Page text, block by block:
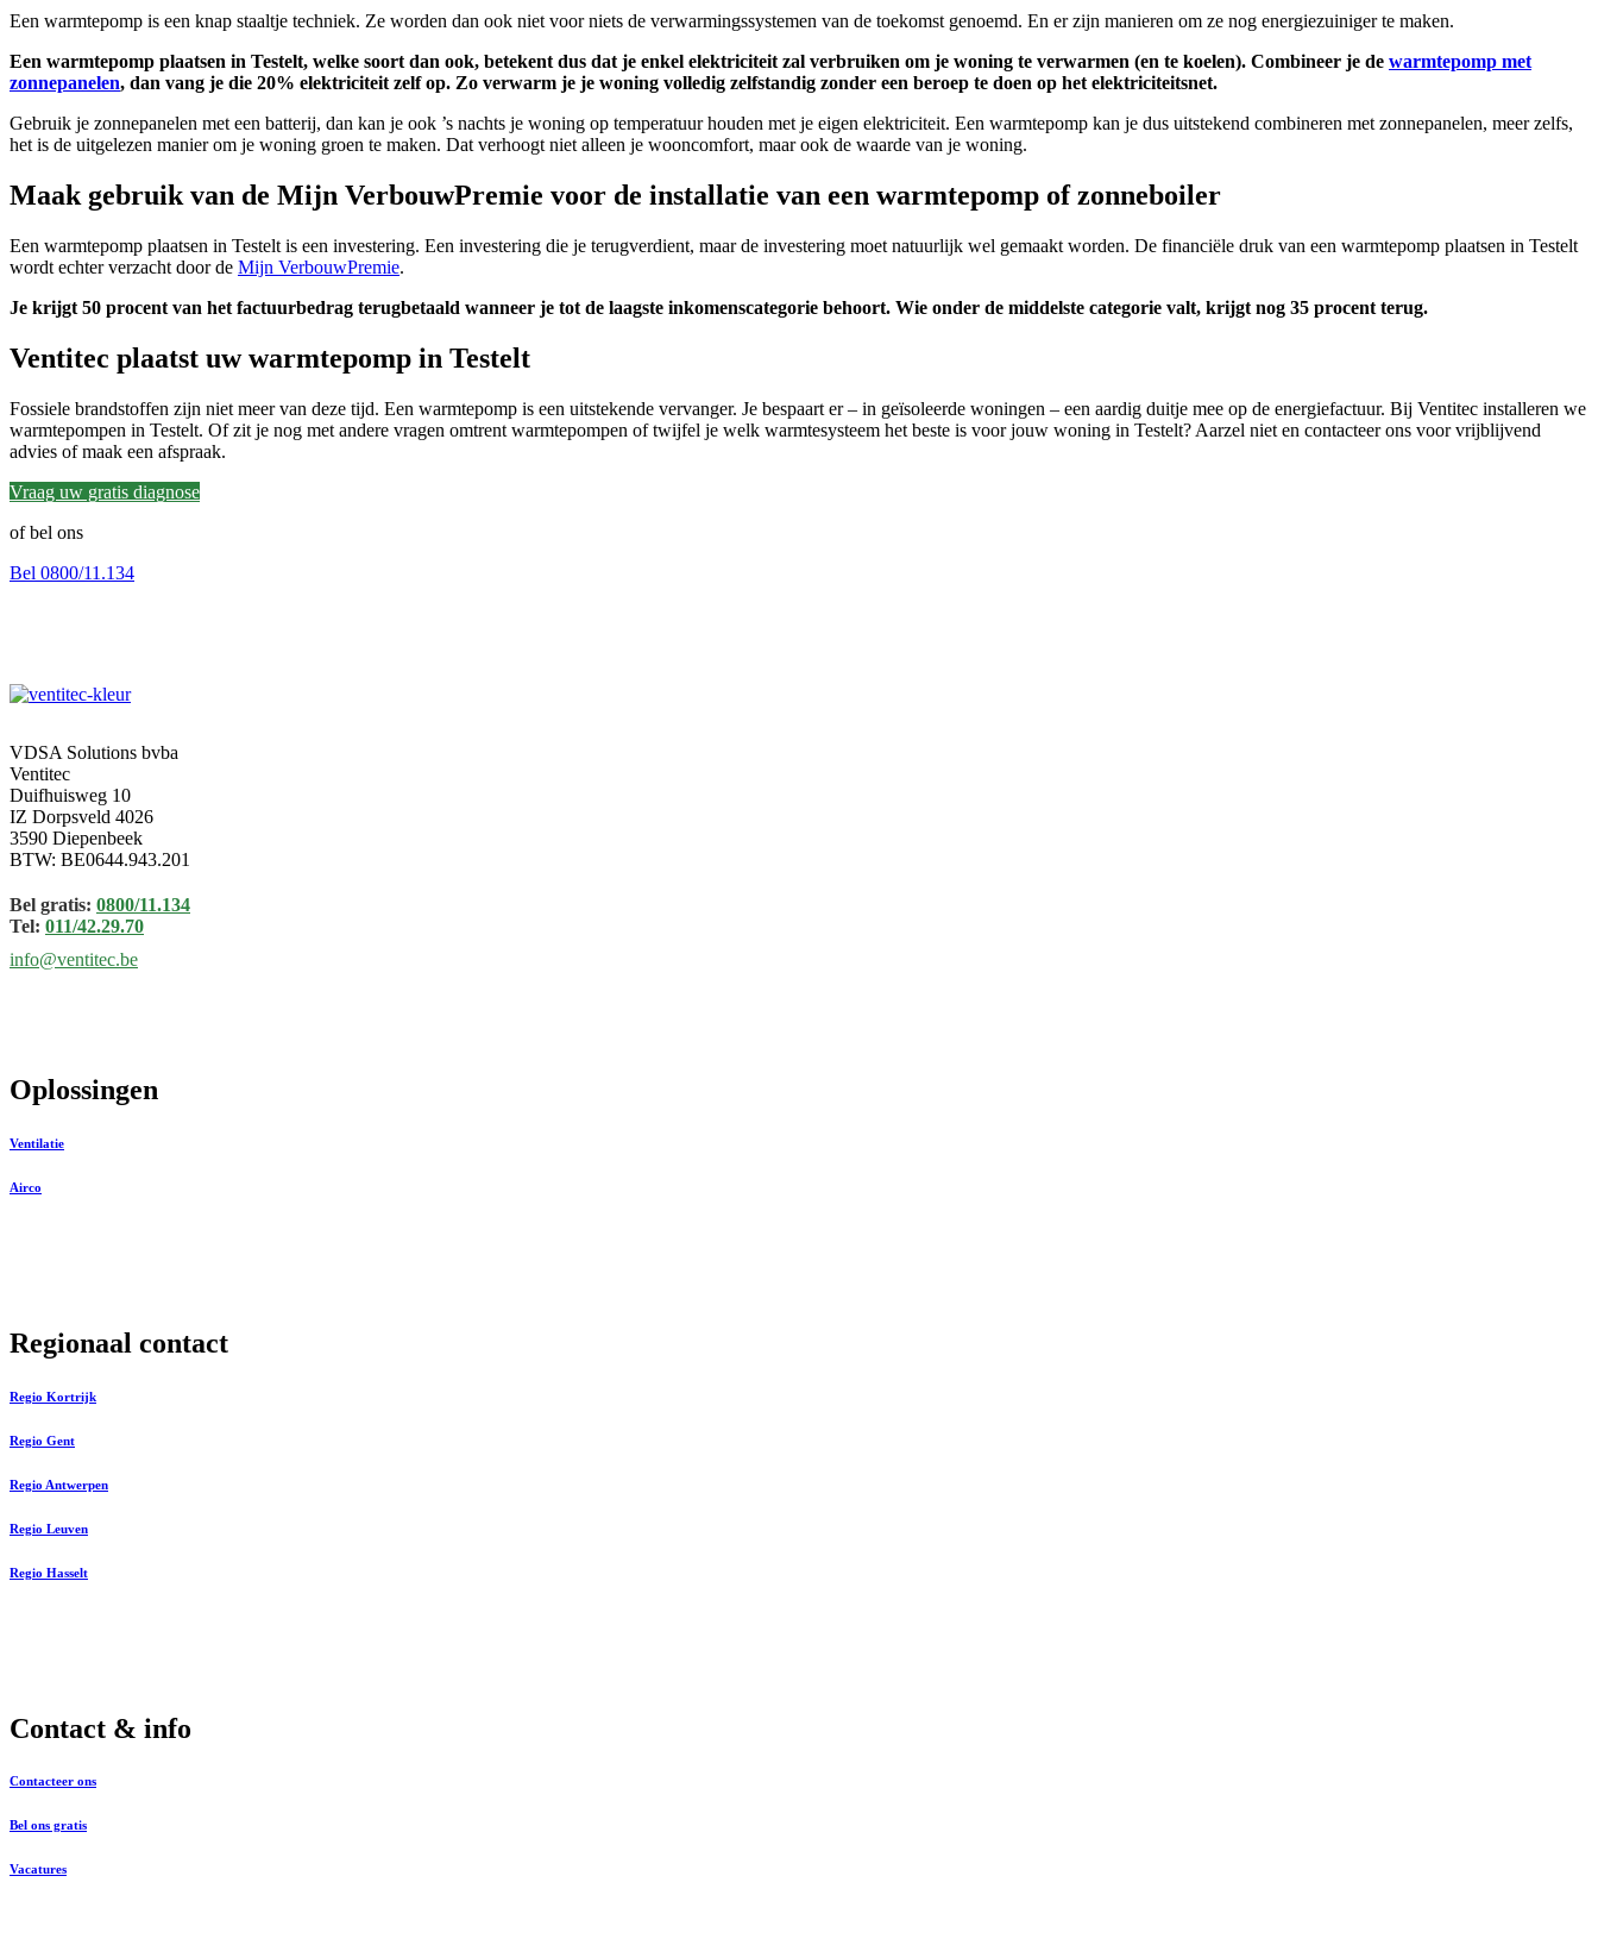
Een warmtepomp is een knap staaltje techniek. Ze worden dan ook niet voor niets de verwarmingssystemen van de toekomst genoemd. En er zijn manieren om ze nog energiezuiniger te maken.
Een warmtepomp plaatsen in Testelt, welke soort dan ook, betekent dus dat je enkel elektriciteit zal verbruiken om je woning te verwarmen (en te koelen). Combineer je de warmtepomp met
zonnepanelen, dan vang je die 20% elektriciteit zelf op. Zo verwarm je je woning volledig zelfstandig zonder een beroep te doen op het elektriciteitsnet.
Gebruik je zonnepanelen met een batterij, dan kan je ook ’s nachts je woning op temperatuur houden met je eigen elektriciteit. Een warmtepomp kan je dus uitstekend combineren met zonnepanelen, meer zelfs,
het is de uitgelezen manier om je woning groen te maken. Dat verhoogt niet alleen je wooncomfort, maar ook de waarde van je woning.
Maak gebruik van de Mijn VerbouwPremie voor de installatie van een warmtepomp of zonneboiler
Een warmtepomp plaatsen in Testelt is een investering. Een investering die je terugverdient, maar de investering moet natuurlijk wel gemaakt worden. De financiële druk van een warmtepomp plaatsen in Testelt
wordt echter verzacht door de Mijn VerbouwPremie.
Je krijgt 50 procent van het factuurbedrag terugbetaald wanneer je tot de laagste inkomenscategorie behoort. Wie onder de middelste categorie valt, krijgt nog 35 procent terug.
Ventitec plaatst uw warmtepomp in Testelt
Fossiele brandstoffen zijn niet meer van deze tijd. Een warmtepomp is een uitstekende vervanger. Je bespaart er – in geïsoleerde woningen – een aardig duitje mee op de energiefactuur. Bij Ventitec installeren we
warmtepompen in Testelt. Of zit je nog met andere vragen omtrent warmtepompen of twijfel je welk warmtesysteem het beste is voor jouw woning in Testelt? Aarzel niet en contacteer ons voor vrijblijvend
advies of maak een afspraak.
Vraag uw gratis diagnose
of bel ons
Bel 0800/11.134
VDSA Solutions bvba
Ventitec
Duifhuisweg 10
IZ Dorpsveld 4026
3590 Diepenbeek
BTW: BE0644.943.201
Bel gratis: 0800/11.134
Tel: 011/42.29.70
info@ventitec.be
Oplossingen
Ventilatie
Airco
Regionaal contact
Regio Kortrijk
Regio Gent
Regio Antwerpen
Regio Leuven
Regio Hasselt
Contact & info
Contacteer ons
Bel ons gratis
Vacatures